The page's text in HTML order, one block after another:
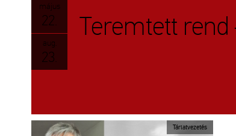
május
22.
aug.
23.
Teremtett
Tárlatvezetés